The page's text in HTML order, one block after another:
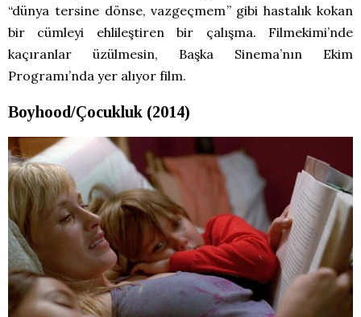
“dünya tersine dönse, vazgeçmem” gibi hastalık kokan
bir cümleyi ehlileştiren bir çalışma. Filmekimi’nde
kaçıranlar üzülmesin, Başka Sinema’nın Ekim
Programı’nda yer alıyor film.
Boyhood/Çocukluk (2014)